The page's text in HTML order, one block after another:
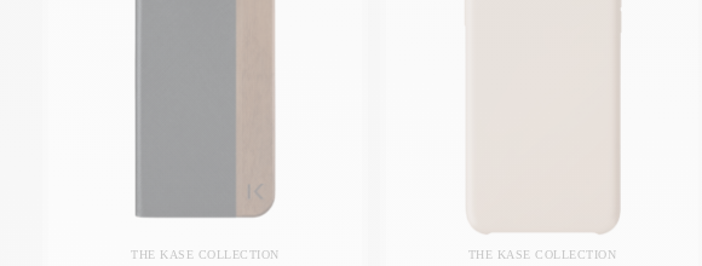
THE KASE COLLECTION THE KASE COLLECTION